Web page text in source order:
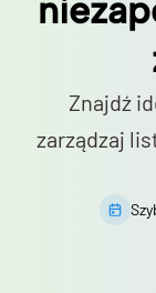
Znajdź
zarządzaj